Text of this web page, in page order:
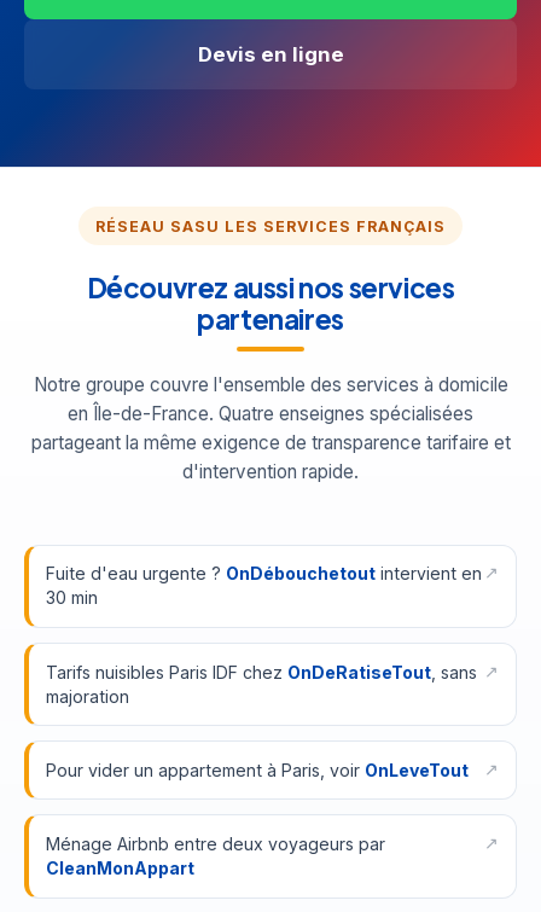
Devis en ligne
RÉSEAU SASU LES SERVICES FRANÇAIS
Découvrez aussi nos services
partenaires
Notre groupe couvre l'ensemble des services à domicile
en Île-de-France. Quatre enseignes spécialisées
partageant la même exigence de transparence tarifaire et
d'intervention rapide.
Fuite d'eau urgente ? OnDébouchetoutintervient en
30 min
Tarifs nuisibles Paris IDF chez OnDeRatiseTout, sans
majoration
Pour vider un appartement à Paris, voir OnLeveTout
Ménage Airbnb entre deux voyageurs par
CleanMonAppart